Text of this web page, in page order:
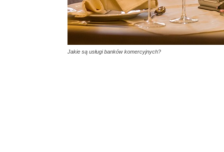
Jakie są usługi banków komercyjnych?